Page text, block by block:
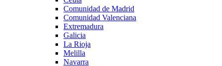
Comunidad de Madrid
Comunidad Valenciana
Extremadura
Galicia
La Rioja
Melilla
Navarra